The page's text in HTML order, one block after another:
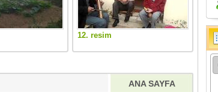
12. resim
ANA SAYFA